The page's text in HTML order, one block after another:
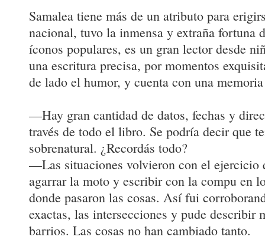
Samalea tiene más de un atributo para
nacional, tuvo la inmensa y extraña fortuna
íconos populares, es un gran lector desde
una escritura precisa, por momentos
de lado el humor, y cuenta con una
—Hay gran cantidad de datos, fechas y
través de todo el libro. Se podría decir que
sobrenatural. ¿Recordás todo?
—Las situaciones volvieron con el ejercicio
agarrar la moto y escribir con la compu en
donde pasaron las cosas. Así fui
exactas, las intersecciones y pude describir
barrios. Las cosas no han cambiado tanto.